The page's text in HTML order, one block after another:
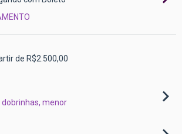
de R$2.500,00
menor